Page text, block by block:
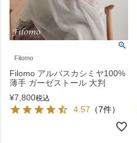
Filomo
Filomo アルバスカシミヤ100%
薄手 ガーゼストール 大判
¥7,800税込
4.57 （7件）